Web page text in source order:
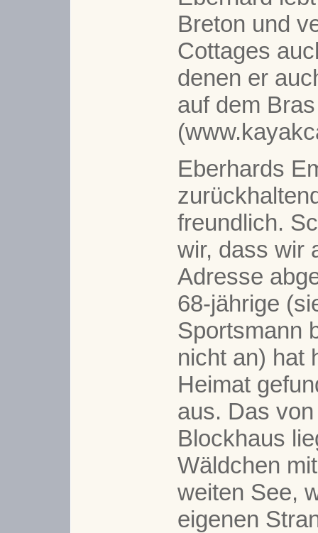
Breton und
Cottages
denen er
auf dem
Eberhards
freundlich.
wir, dass wir
Adresse
68-jährige
Sportsmann
nicht an) hat
Heimat
aus. Das
Blockhaus
Wäldchen
weiten See,
eigenen